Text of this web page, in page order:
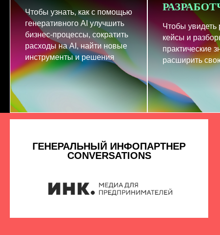
Чтобы узнать, как с помощью
генеративного AI улучшить
бизнес-процессы, сократить
расходы на AI, найти новые
инструменты и решения
Чтобы увидеть
кейсы и
практические
расширить